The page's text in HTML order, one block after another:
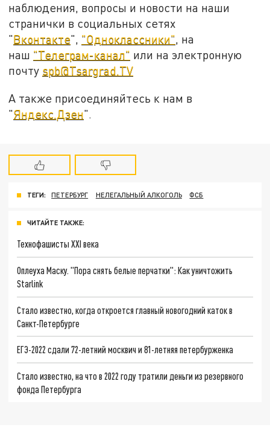
наблюдения, вопросы и новости на наши
странички в социальных сетях
"Вконтакте", "Одноклассники", на
наш "Телеграм-канал" или на электронную
почту spb@Tsargrad.TV
А также присоединяйтесь к нам в
"Яндекс.Дзен".
ТЕГИ: ПЕТЕРБУРГ НЕЛЕГАЛЬНЫЙ АЛКОГОЛЬ ФСБ
ЧИТАЙТЕ ТАКЖЕ:
Технофашисты XXI века
Оплеуха Маску. "Пора снять белые перчатки": Как уничтожить
Starlink
Стало известно, когда откроется главный новогодний каток в
Санкт-Петербурге
ЕГЭ-2022 сдали 72-летний москвич и 81-летняя петербурженка
Стало известно, на что в 2022 году тратили деньги из резервного
фонда Петербурга